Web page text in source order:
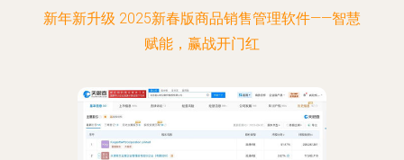
理解全站源码在企业营销网络中的落点，方能在红
海中建立属
新年新升级 2025新春版商品销售管理软件——智慧
赋能，赢战开门红